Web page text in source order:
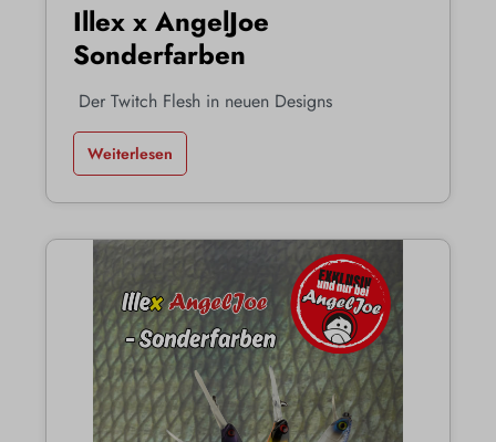
Illex x AngelJoe
Sonderfarben
Der Twitch Flesh in neuen Designs
Weiterlesen